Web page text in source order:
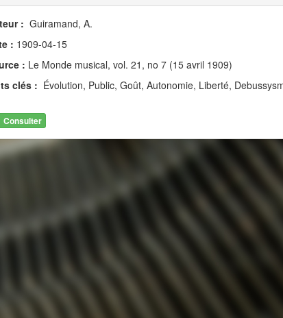
: Guiramand, A.
: 1909-04-15
: Le Monde musical, vol. 21, no 7 (15 avril 1909)
clés : Évolution, Public, Goût, Autonomie, Liberté,
Consulter